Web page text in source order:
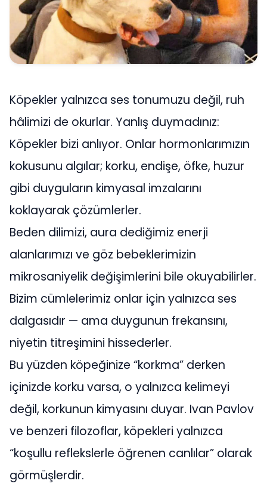
Köpekler yalnızca ses tonumuzu değil, ruh
hâlimizi de okurlar. Yanlış duymadınız:
Köpekler bizi anlıyor. Onlar hormonlarımızın
kokusunu algılar; korku, endişe, öfke, huzur
gibi duyguların kimyasal imzalarını
koklayarak çözümlerler.
Beden dilimizi, aura dediğimiz enerji
alanlarımızı ve göz bebeklerimizin
mikrosaniyelik değişimlerini bile okuyabilirler.
Bizim cümlelerimiz onlar için yalnızca ses
dalgasıdır — ama duygunun frekansını,
niyetin titreşimini hissederler.
Bu yüzden köpeğinize “korkma” derken
içinizde korku varsa, o yalnızca kelimeyi
değil, korkunun kimyasını duyar. Ivan Pavlov
ve benzeri filozoflar, köpekleri yalnızca
“koşullu reflekslerle öğrenen canlılar” olarak
görmüşlerdir.